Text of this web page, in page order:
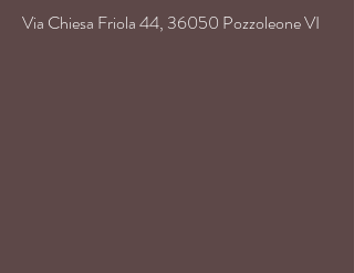
Via Chiesa Friola 44, 36050 Pozzoleone VI